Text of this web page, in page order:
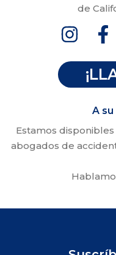
de
A
Estamos disponibles
abogados de